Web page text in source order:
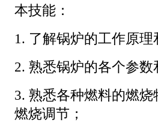
本技能：
1. 了解锅炉的工作原理
2. 熟悉锅炉的各个参
3. 熟悉各种燃料的燃
燃烧调节；